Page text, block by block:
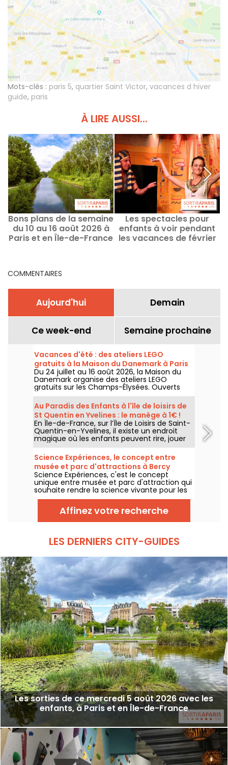
Mots-clés : paris 5, quartier Saint Victor, vacances d hiver
guide, paris
À LIRE AUSSI...
Bons plans de la semaine
du 10 au 16 août 2026 à
Paris et en Île-de-France
Les spectacles pour
enfants à voir pendant
les vacances de février
COMMENTAIRES
Aujourd'hui Demain
Ce week-end Semaine prochaine
Vacances d'été : des ateliers LEGO
gratuits à la Maison du Danemark à Paris
Du 24 juillet au 16 août 2026, la Maison du
Danemark organise des ateliers LEGO
gratuits sur les Champs-Élysées. Ouverts
aux enfants, aux familles et aux passionnés
de construction, ces rendez-vous
permettent de découvrir l'univers de la
célèbre marque danoise à travers des
espaces de création en libre accès.
Au Paradis des Enfants à l'île de loisirs de
St Quentin en Yvelines : le manège à 1€ !
En Île-de-France, sur l’Île de Loisirs de Saint-
Quentin-en-Yvelines, il existe un endroit
magique où les enfants peuvent rire, jouer
et profiter de manèges adaptés à leur âge :
Au Paradis des Enfants. C’est le parc le
moins cher d’Île-de-France, avec un tarif
exceptionnel de 1 € le manège.
Science Expériences, le concept entre
musée et parc d'attractions à Bercy
Village
Science Expériences, c'est le concept
unique entre musée et parc d'attraction qui
souhaite rendre la science vivante pour les
enfants. Expériences scientifiques, réalité
virtuelle, vidéo mapping, on y retrouve les
dernières technologies utilisées pour
intéresser enfants aux sciences en la vivant
Affinez votre recherche
LES DERNIERS CITY-GUIDES
Les sorties de ce mercredi 5 août 2026 avec les
enfants, à Paris et en Île-de-France